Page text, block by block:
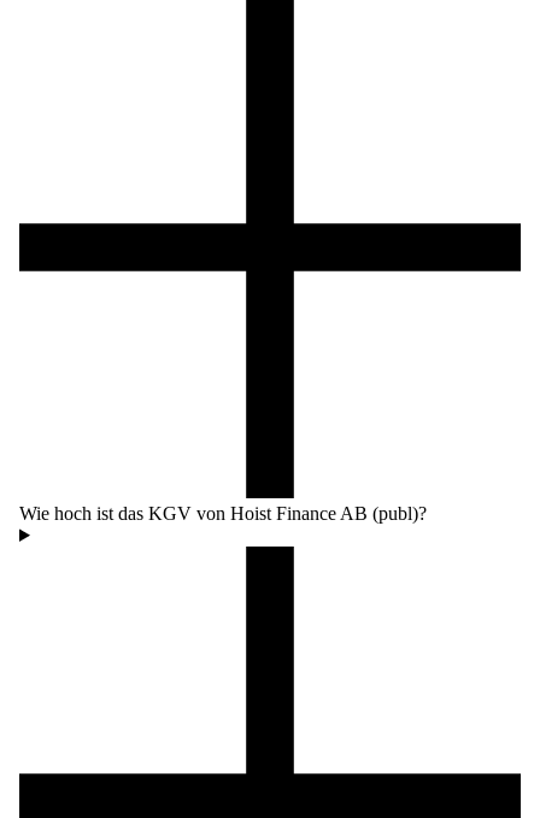
Wie hoch ist das KGV von Hoist Finance AB (publ)?